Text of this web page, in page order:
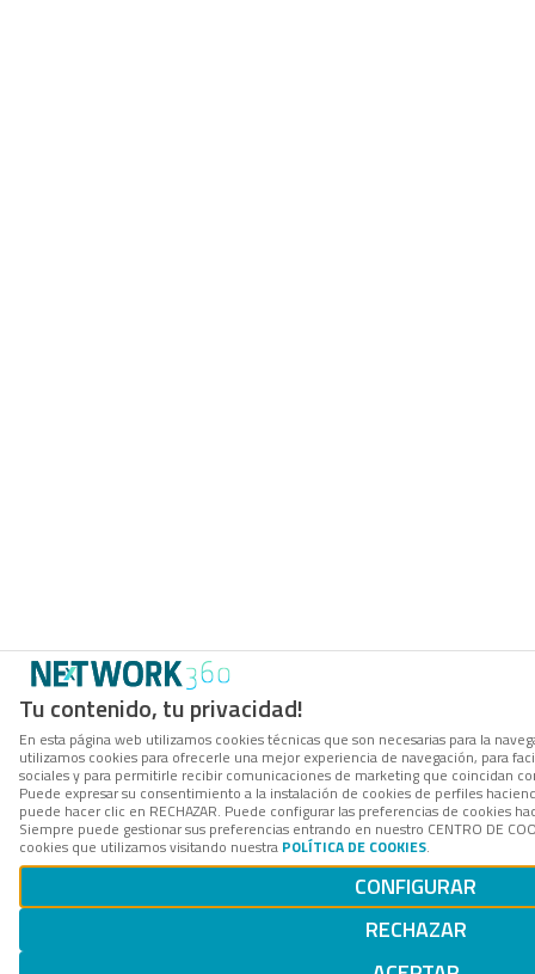
Tu contenido, tu privacidad!
En esta página web utilizamos cookies técnicas que son necesarias para la
utilizamos cookies para ofrecerle una mejor experiencia de navegación, para
sociales y para permitirle recibir comunicaciones de marketing que coincidan
Puede expresar su consentimiento a la instalación de cookies de perfiles
puede hacer clic en RECHAZAR. Puede configurar las preferencias de cookies
Siempre puede gestionar sus preferencias entrando en nuestro CENTRO DE
cookies que utilizamos visitando nuestra POLÍTICA DE COOKIES.
CONFIGURAR
RECHAZAR